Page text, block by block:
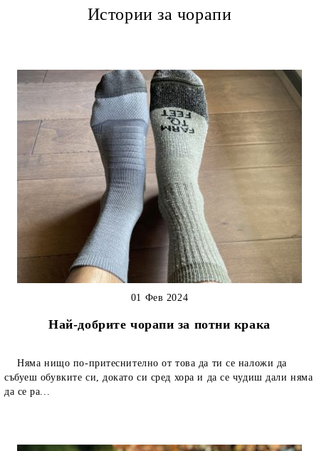
Истории за чорапи
Най-добрите чорапи за потни крака
01 Фев 2024
Няма нищо по-притеснително от това да ти се наложи да
събуеш обувките си, докато си сред хора и да се чудиш дали няма
да се ра...